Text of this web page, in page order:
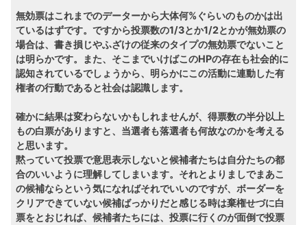
無効票はこれまでのデーターから大体何%ぐらいのものかは出
ているはずです。ですから投票数の1/3とか1/2とかが無効票の
場合は、書き損じやふざけの従来のタイプの無効票でないこと
は明らかです。また、そこまでいけばこのHPの存在も社会的に
認知されているでしょうから、明らかにこの活動に連動した有
権者の行動であると社会は認識します。
確かに結果は変わらないかもしれませんが、得票数の半分以上
もの白票がありますと、当選者も落選者も何故なのかを考える
と思います。
黙っていて投票で意思表示しないと候補者たちは自分たちの都
合のいいように理解してしまいます。それとよりましでまあこ
の候補ならという気になればそれでいいのですが、ボーダーを
クリアできていない候補ばっかりだと感じる時は棄権せづに白
票をとおじれば、候補者たちには、投票に行くのが面倒で投票